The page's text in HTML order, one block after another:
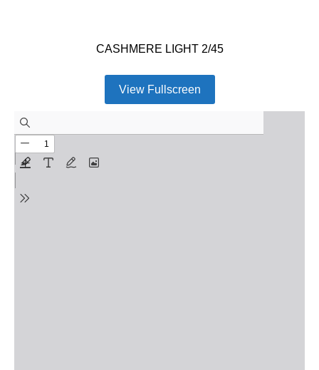
CASHMERE LIGHT 2/45
View Fullscreen